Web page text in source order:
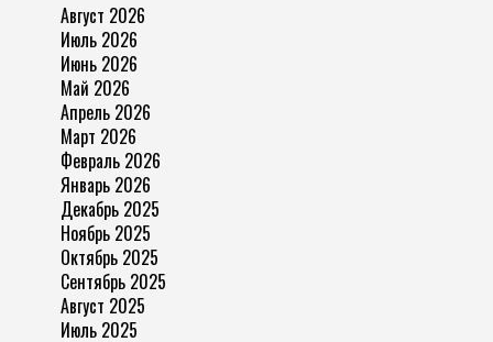
Август 2026
Июль 2026
Июнь 2026
Май 2026
Апрель 2026
Март 2026
Февраль 2026
Январь 2026
Декабрь 2025
Ноябрь 2025
Октябрь 2025
Сентябрь 2025
Август 2025
Июль 2025